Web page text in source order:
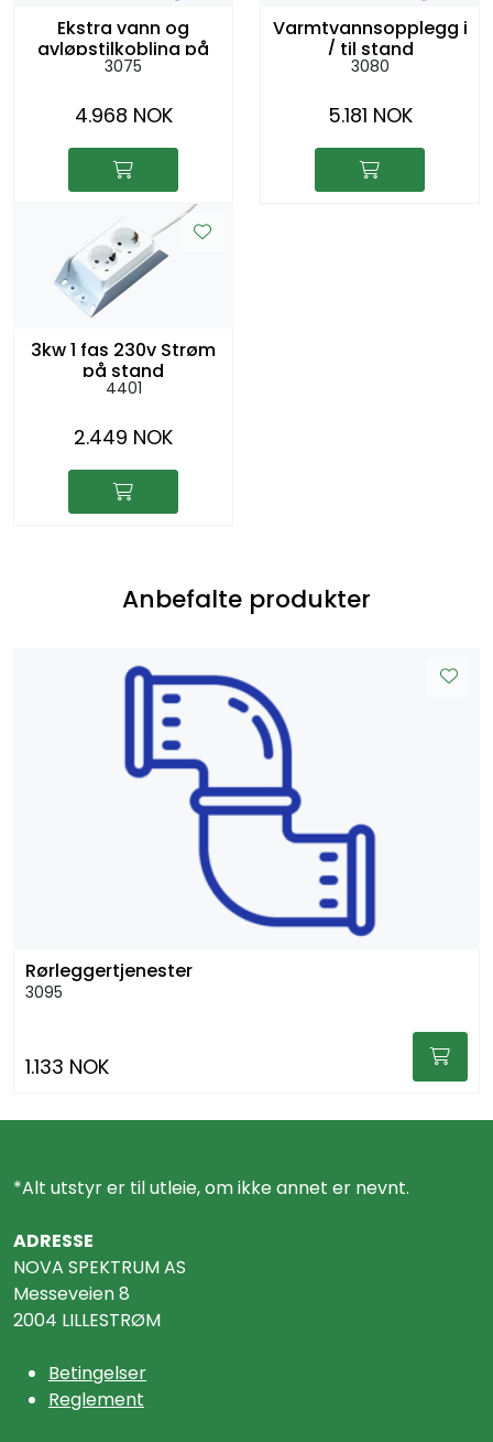
Ekstra vann og
avløpstilkobling på
stand
3075
4.968 NOK
Varmtvannsopplegg i
/ til stand
3080
5.181 NOK
3kw 1 fas 230v Strøm
på stand
4401
2.449 NOK
Anbefalte produkter
Rørleggertjenester
3095
1.133 NOK
*Alt utstyr er til utleie, om ikke annet er nevnt.
ADRESSE
NOVA SPEKTRUM AS
Messeveien 8
2004 LILLESTRØM
Betingelser
Reglement